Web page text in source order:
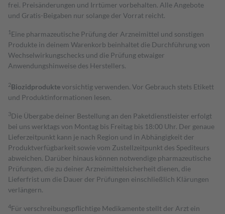
frei. Preisänderungen und Irrtümer vorbehalten. Alle Angebote
und Gratis-Beigaben nur solange der Vorrat reicht.
1 Eine pharmazeutische Prüfung der Arzneimittel und sonstigen
Produkte in deinem Warenkorb beinhaltet die Durchführung von
Wechselwirkungschecks und die Prüfung etwaiger
Anwendungshinweise des Herstellers.
2Biozidproduktevorsichtig verwenden. Vor Gebrauch stets Etikett
und Produktinformationen lesen.
3Die Übergabe deiner Bestellung an den Paketdienstleister erfolgt
bei uns werktags von Montag bis Freitag bis 18:00 Uhr. Der genaue
Lieferzeitpunkt kann je nach Region und in Abhängigkeit der
Produktverfügbarkeit sowie vom Zustellzeitpunkt des Spediteurs
abweichen. Darüber hinaus können notwendige pharmazeutische
Prüfungen, die zu deiner Arzneimittelsicherheit dienen, die
Lieferfrist um die Dauer der Prüfungen einschließlich Klärungen
verlängern.
4Für verschreibungspflichtige Medikamente stellt der Arzt ein